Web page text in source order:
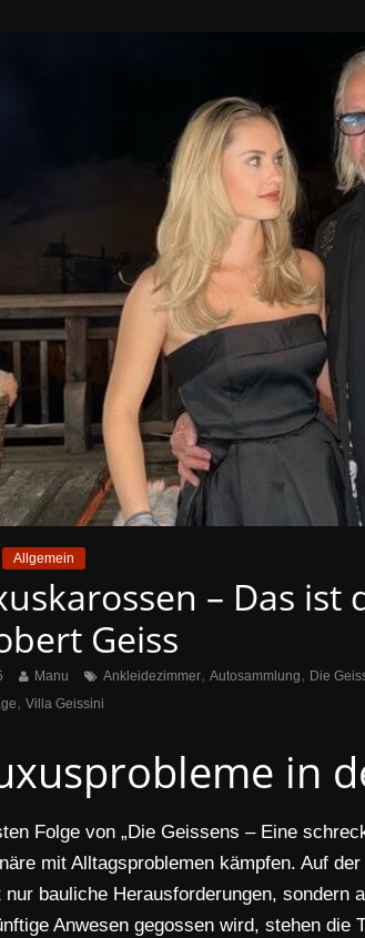
Allgemein
– Das
Geiss
Manu Ankleidezimmer, Autosammlung, Die
, Villa Geissini
in
Folge von „Die Geissens – Eine
mit Alltagsproblemen kämpfen. Auf
bauliche Herausforderungen, sondern
Anwesen gegossen wird, stehen die